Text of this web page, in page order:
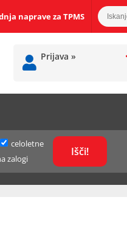
naprave za TPMS
Prijava »
celoletne
zalogi